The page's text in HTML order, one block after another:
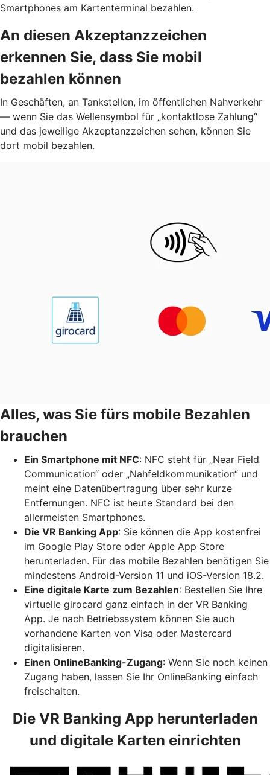
Smartphones am Kartenterminal bezahlen.
An diesen Akzeptanzzeichen
erkennen Sie, dass Sie mobil
bezahlen können
In Geschäften, an Tankstellen, im öffentlichen Nahverkehr
— wenn Sie das Wellensymbol für „kontaktlose Zahlung“
und das jeweilige Akzeptanzzeichen sehen, können Sie
dort mobil bezahlen.
Alles, was Sie fürs mobile Bezahlen
brauchen
Ein Smartphone mit NFC: NFC steht für „Near Field
Communication“ oder „Nahfeldkommunikation“ und
meint eine Datenübertragung über sehr kurze
Entfernungen. NFC ist heute Standard bei den
allermeisten Smartphones.
Die VR Banking App: Sie können die App kostenfrei
im Google Play Store oder Apple App Store
herunterladen. Für das mobile Bezahlen benötigen Sie
mindestens Android-Version 11 und iOS-Version 18.2.
Eine digitale Karte zum Bezahlen: Bestellen Sie Ihre
virtuelle girocard ganz einfach in der VR Banking
App. Je nach Betriebssystem können Sie auch
vorhandene Karten von Visa oder Mastercard
digitalisieren.
Einen OnlineBanking-Zugang: Wenn Sie noch keinen
Zugang haben, lassen Sie Ihr OnlineBanking einfach
freischalten.
Die VR Banking App herunterladen
und digitale Karten einrichten